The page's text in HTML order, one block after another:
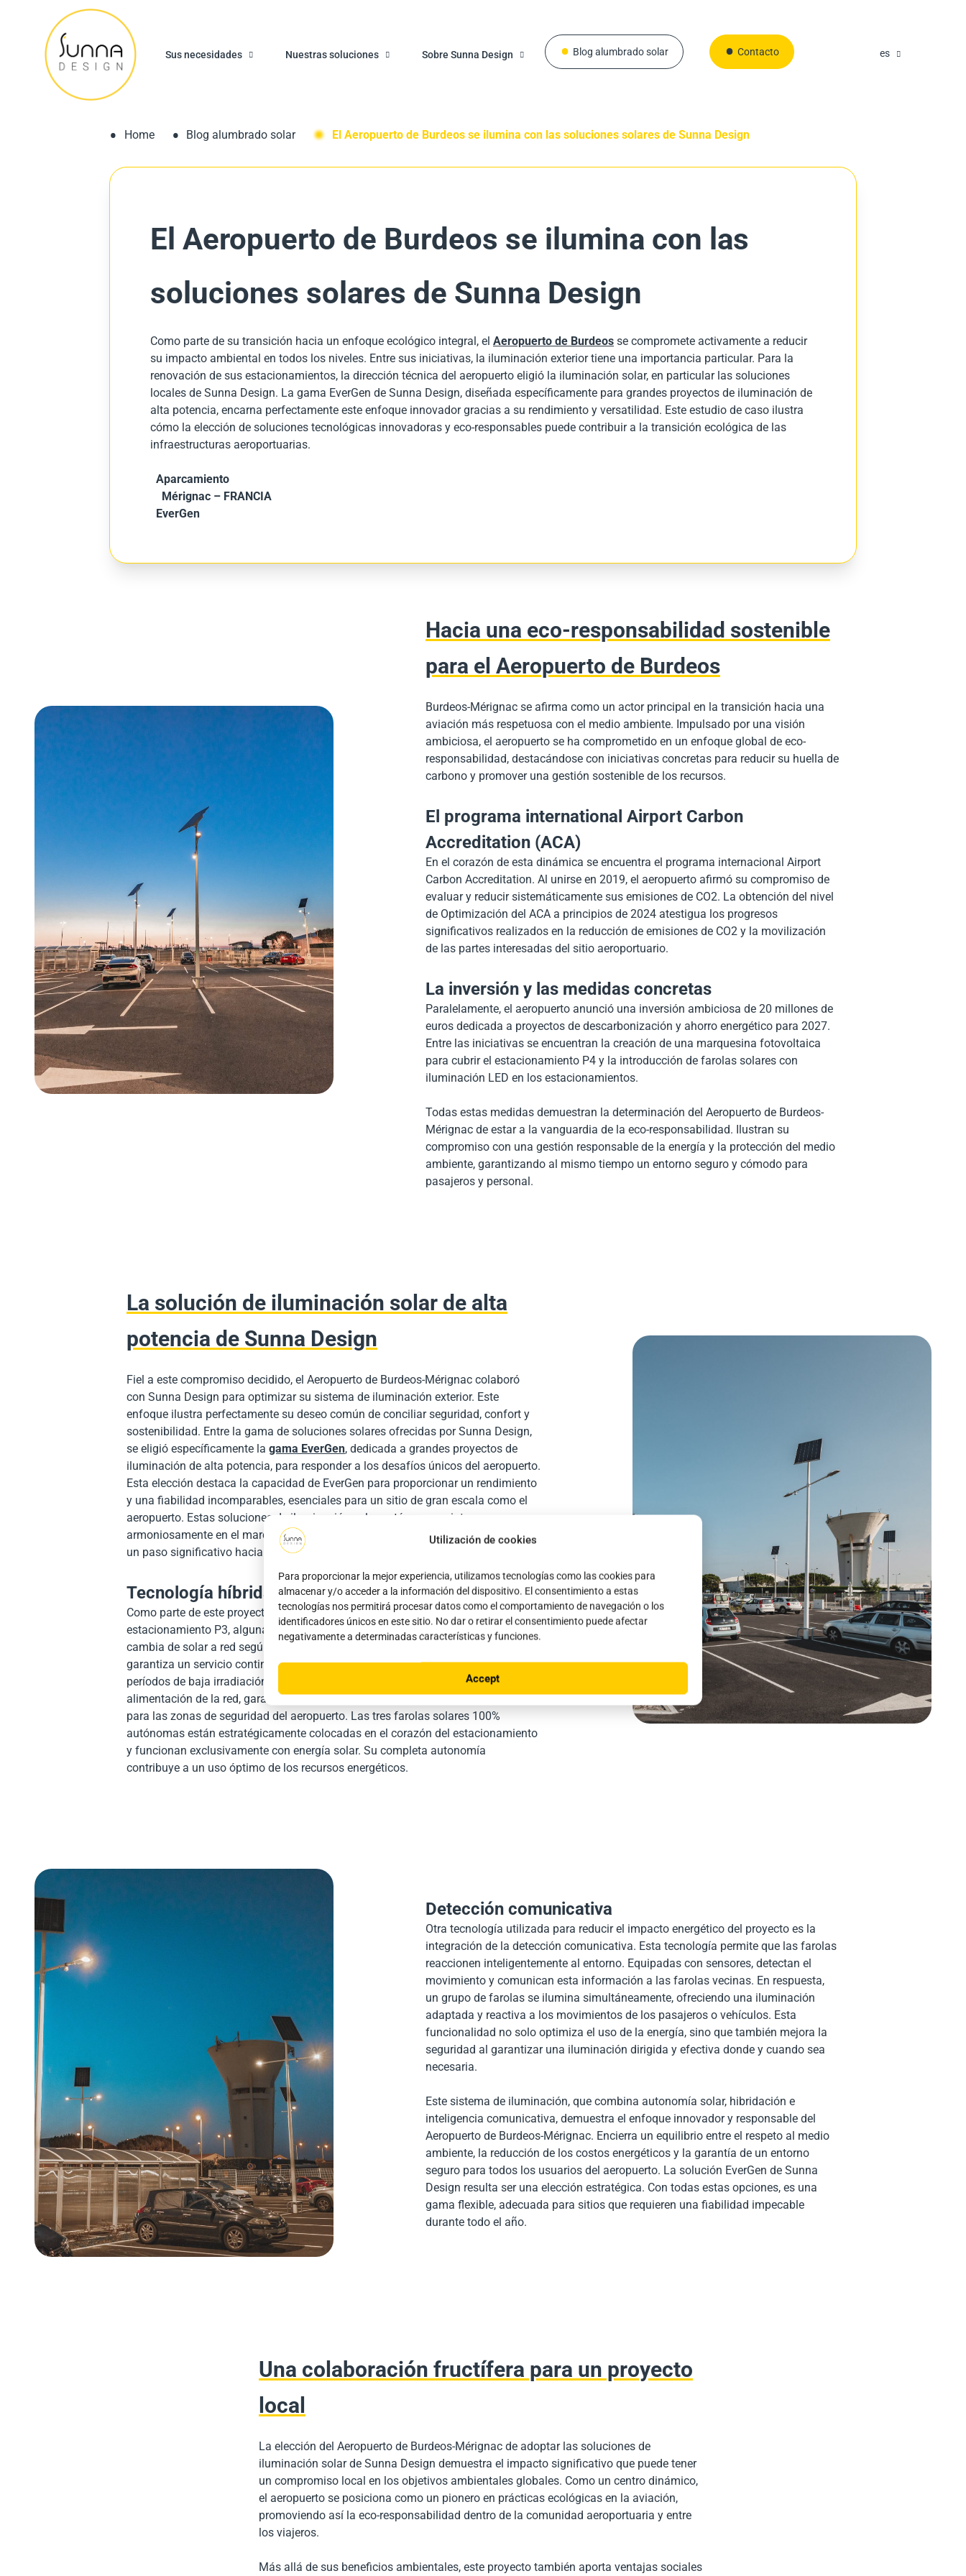
Utilización de cookies
Para proporcionar la mejor experiencia, utilizamos tecnologías como las cookies para
almacenar y/o acceder a la información del dispositivo. El consentimiento a estas
tecnologías nos permitirá procesar datos como el comportamiento de navegación o los
identificadores únicos en este sitio. No dar o retirar el consentimiento puede afectar
negativamente a determinadas características y funciones.
Accept
Sus necesidades Nuestras soluciones Sobre Sunna Design Blog alumbrado solar Contacto es
Home Blog alumbrado solar El Aeropuerto de Burdeos se ilumina con las soluciones solares de Sunna Design
El Aeropuerto de Burdeos se ilumina con las
soluciones solares de Sunna Design
Como parte de su transición hacia un enfoque ecológico integral, el Aeropuerto de Burdeos se compromete activamente a reducir
su impacto ambiental en todos los niveles. Entre sus iniciativas, la iluminación exterior tiene una importancia particular. Para la
renovación de sus estacionamientos, la dirección técnica del aeropuerto eligió la iluminación solar, en particular las soluciones
locales de Sunna Design. La gama EverGen de Sunna Design, diseñada específicamente para grandes proyectos de iluminación de
alta potencia, encarna perfectamente este enfoque innovador gracias a su rendimiento y versatilidad. Este estudio de caso ilustra
cómo la elección de soluciones tecnológicas innovadoras y eco-responsables puede contribuir a la transición ecológica de las
infraestructuras aeroportuarias.
Aparcamiento
Mérignac – FRANCIA
EverGen
Hacia una eco-responsabilidad sostenible
para el Aeropuerto de Burdeos
Burdeos-Mérignac se afirma como un actor principal en la transición hacia una
aviación más respetuosa con el medio ambiente. Impulsado por una visión
ambiciosa, el aeropuerto se ha comprometido en un enfoque global de eco-
responsabilidad, destacándose con iniciativas concretas para reducir su huella de
carbono y promover una gestión sostenible de los recursos.
El programa international Airport Carbon
Accreditation (ACA)
En el corazón de esta dinámica se encuentra el programa internacional Airport
Carbon Accreditation. Al unirse en 2019, el aeropuerto afirmó su compromiso de
evaluar y reducir sistemáticamente sus emisiones de CO2. La obtención del nivel
de Optimización del ACA a principios de 2024 atestigua los progresos
significativos realizados en la reducción de emisiones de CO2 y la movilización
de las partes interesadas del sitio aeroportuario.
La inversión y las medidas concretas
Paralelamente, el aeropuerto anunció una inversión ambiciosa de 20 millones de
euros dedicada a proyectos de descarbonización y ahorro energético para 2027.
Entre las iniciativas se encuentran la creación de una marquesina fotovoltaica
para cubrir el estacionamiento P4 y la introducción de farolas solares con
iluminación LED en los estacionamientos.
Todas estas medidas demuestran la determinación del Aeropuerto de Burdeos-
Mérignac de estar a la vanguardia de la eco-responsabilidad. Ilustran su
compromiso con una gestión responsable de la energía y la protección del medio
ambiente, garantizando al mismo tiempo un entorno seguro y cómodo para
pasajeros y personal.
La solución de iluminación solar de alta
potencia de Sunna Design
Fiel a este compromiso decidido, el Aeropuerto de Burdeos-Mérignac colaboró
con Sunna Design para optimizar su sistema de iluminación exterior. Este
enfoque ilustra perfectamente su deseo común de conciliar seguridad, confort y
sostenibilidad. Entre la gama de soluciones solares ofrecidas por Sunna Design,
se eligió específicamente la gama EverGen, dedicada a grandes proyectos de
iluminación de alta potencia, para responder a los desafíos únicos del aeropuerto.
Esta elección destaca la capacidad de EverGen para proporcionar un rendimiento
y una fiabilidad incomparables, esenciales para un sitio de gran escala como el
aeropuerto. Estas soluciones de iluminación solar autónoma se integran
armoniosamente en el marco de la eco-responsabilidad del aeropuerto, marcando
un paso significativo hacia un futuro más verde.
Tecnología híbrida
Como parte de este proyecto, el aeropuerto instaló una docena de farolas en el
estacionamiento P3, algunas de ellas con una innovadora tecnología híbrida, que
cambia de solar a red según las condiciones y necesidades. Esta solución
garantiza un servicio continuo todas las noches del año. Por ejemplo, durante
períodos de baja irradiación solar, el sistema cambia automáticamente a la
alimentación de la red, garantizando una iluminación constante y fiable, esencial
para las zonas de seguridad del aeropuerto. Las tres farolas solares 100%
autónomas están estratégicamente colocadas en el corazón del estacionamiento
y funcionan exclusivamente con energía solar. Su completa autonomía
contribuye a un uso óptimo de los recursos energéticos.
Detección comunicativa
Otra tecnología utilizada para reducir el impacto energético del proyecto es la
integración de la detección comunicativa. Esta tecnología permite que las farolas
reaccionen inteligentemente al entorno. Equipadas con sensores, detectan el
movimiento y comunican esta información a las farolas vecinas. En respuesta,
un grupo de farolas se ilumina simultáneamente, ofreciendo una iluminación
adaptada y reactiva a los movimientos de los pasajeros o vehículos. Esta
funcionalidad no solo optimiza el uso de la energía, sino que también mejora la
seguridad al garantizar una iluminación dirigida y efectiva donde y cuando sea
necesaria.
Este sistema de iluminación, que combina autonomía solar, hibridación e
inteligencia comunicativa, demuestra el enfoque innovador y responsable del
Aeropuerto de Burdeos-Mérignac. Encierra un equilibrio entre el respeto al medio
ambiente, la reducción de los costos energéticos y la garantía de un entorno
seguro para todos los usuarios del aeropuerto. La solución EverGen de Sunna
Design resulta ser una elección estratégica. Con todas estas opciones, es una
gama flexible, adecuada para sitios que requieren una fiabilidad impecable
durante todo el año.
Una colaboración fructífera para un proyecto
local
La elección del Aeropuerto de Burdeos-Mérignac de adoptar las soluciones de
iluminación solar de Sunna Design demuestra el impacto significativo que puede tener
un compromiso local en los objetivos ambientales globales. Como un centro dinámico,
el aeropuerto se posiciona como un pionero en prácticas ecológicas en la aviación,
promoviendo así la eco-responsabilidad dentro de la comunidad aeroportuaria y entre
los viajeros.
Más allá de sus beneficios ambientales, este proyecto también aporta ventajas sociales